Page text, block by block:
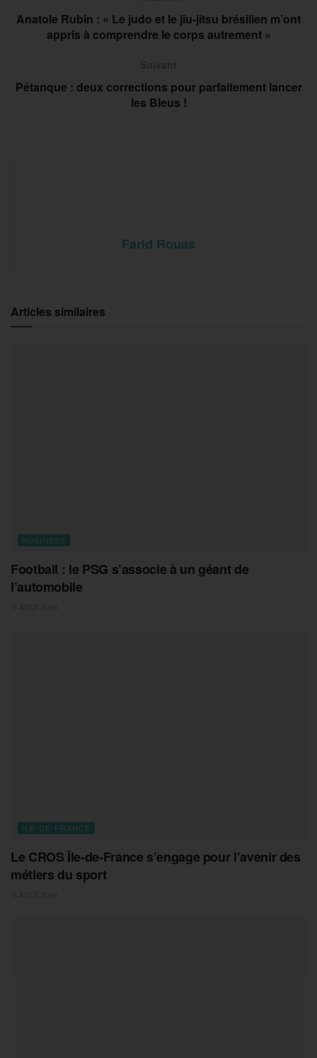
Anatole Rubin : « Le judo et le jiu-jitsu brésilien m’ont
appris à comprendre le corps autrement »
Pétanque : deux corrections pour parfaitement lancer
les Bleus !
Farid Rouas
Articles similaires
BUSINESS
Football : le PSG s’associe à un géant de
l’automobile
ILE-DE-FRANCE
Le CROS Île-de-France s’engage pour l’avenir des
métiers du sport